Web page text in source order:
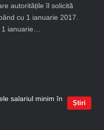
autoritățile îl solicită
cu 1 ianuarie 2017.
ianuarie…
Știri